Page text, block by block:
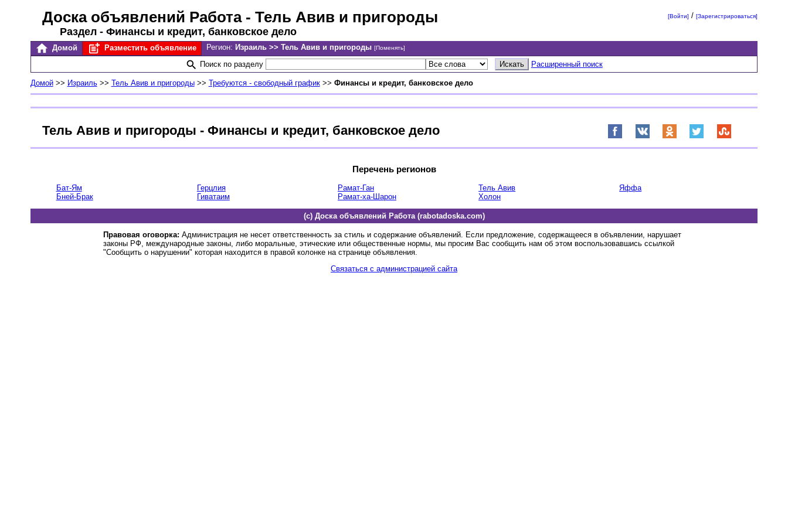
Доска объявлений Работа- Тель Авив и пригороды
Раздел - Финансы и кредит, банковское дело
[Войти] /[Зарегистрироваться]
Домой Разместить объявление Регион: Израиль >> Тель Авив и пригороды [Поменять]
Поиск по разделу Расширенный поиск
Домой>> Израиль>> Тель Авив и пригороды>> Требуются - свободный график>> Финансы и кредит, банковское дело
Тель Авив и пригороды - Финансы и кредит, банковское дело
Перечень регионов
Бат-Ям
Бней-Брак
Герцлия
Гиватаим
Рамат-Ган
Рамат-ха-Шарон
Тель Авив
Холон
Яффа
(c) Доска объявлений Работа (rabotadoska.com)
Правовая оговорка: Администрация не несет ответственность за стиль и содержание объявлений. Если предложение, содержащееся в объявлении, нарушает
законы РФ, международные законы, либо моральные, этические или общественные нормы, мы просим Вас сообщить нам об этом воспользовавшись ссылкой
"Сообщить о нарушении" которая находится в правой колонке на странице объявления.
Связаться с администрацией сайта